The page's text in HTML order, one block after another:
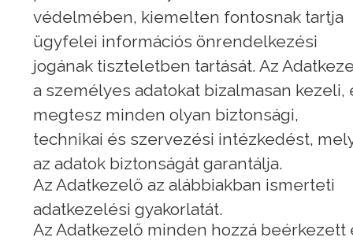
védelmében, kiemelten fontosnak tartja
ügyfelei információs önrendelkezési
jogának tiszteletben tartását. Az
a személyes adatokat bizalmasan kezeli,
megtesz minden olyan biztonsági,
technikai és szervezési intézkedést,
az adatok biztonságát garantálja.
Az Adatkezelő az alábbiakban ismerteti
adatkezelési gyakorlatát.
Az Adatkezelő minden hozzá beérkezett